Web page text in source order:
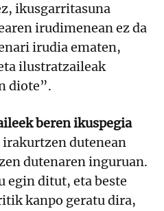
ikusgarritasuna
irudimenean ez da
irudia ematen,
ilustratzaileak
diote”.
beren ikuspegia
dutenean
dutenaren inguruan.
egin ditut, eta beste
kanpo geratu dira,